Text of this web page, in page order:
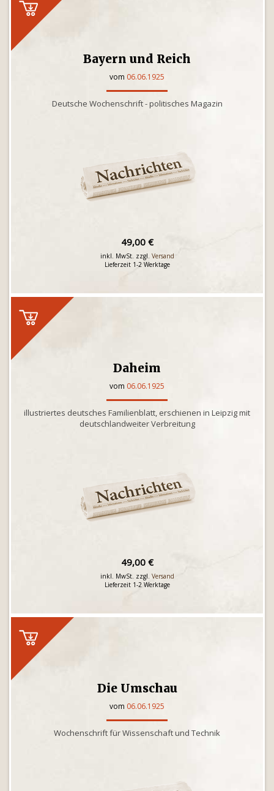
Bayern und Reich
vom 06.06.1925
Deutsche Wochenschrift - politisches Magazin
49,00 €
inkl. MwSt. zzgl. Versand
Lieferzeit 1-2 Werktage
Daheim
vom 06.06.1925
illustriertes deutsches Familienblatt, erschienen in Leipzig mit
deutschlandweiter Verbreitung
49,00 €
inkl. MwSt. zzgl. Versand
Lieferzeit 1-2 Werktage
Die Umschau
vom 06.06.1925
Wochenschrift für Wissenschaft und Technik